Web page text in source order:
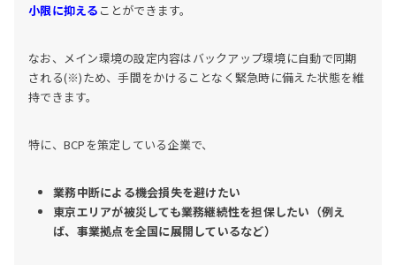
小限に抑える ことができます。
なお、メイン環境の設定内容はバックアップ環境に自動で同期
される(※)ため、手間をかけることなく緊急時に備えた状態を維
持できます。
特に、BCPを策定している企業で、
業務中断による機会損失を避けたい
東京エリアが被災しても業務継続性を担保したい（例え
ば、事業拠点を全国に展開しているなど）